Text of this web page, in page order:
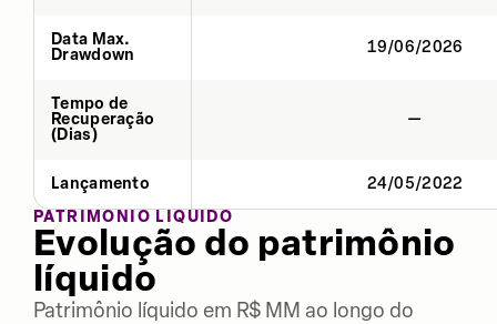
Data Max.
Drawdown
19/06/2026
Tempo de
Recuperação
(Dias)
—
Lançamento
24/05/2022
PATRIMÔNIO LÍQUIDO
Evolução do patrimônio
líquido
Patrimônio líquido em R$ MM ao longo do